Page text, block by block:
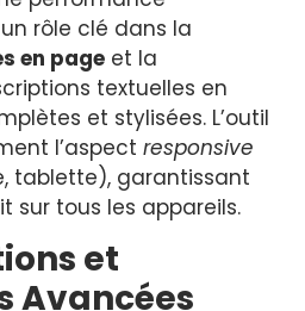
un rôle clé dans la
en page et la
textuelles en
et stylisées. L’outil
l’aspect responsive
tablette), garantissant
sur tous les appareils.
et
Avancées